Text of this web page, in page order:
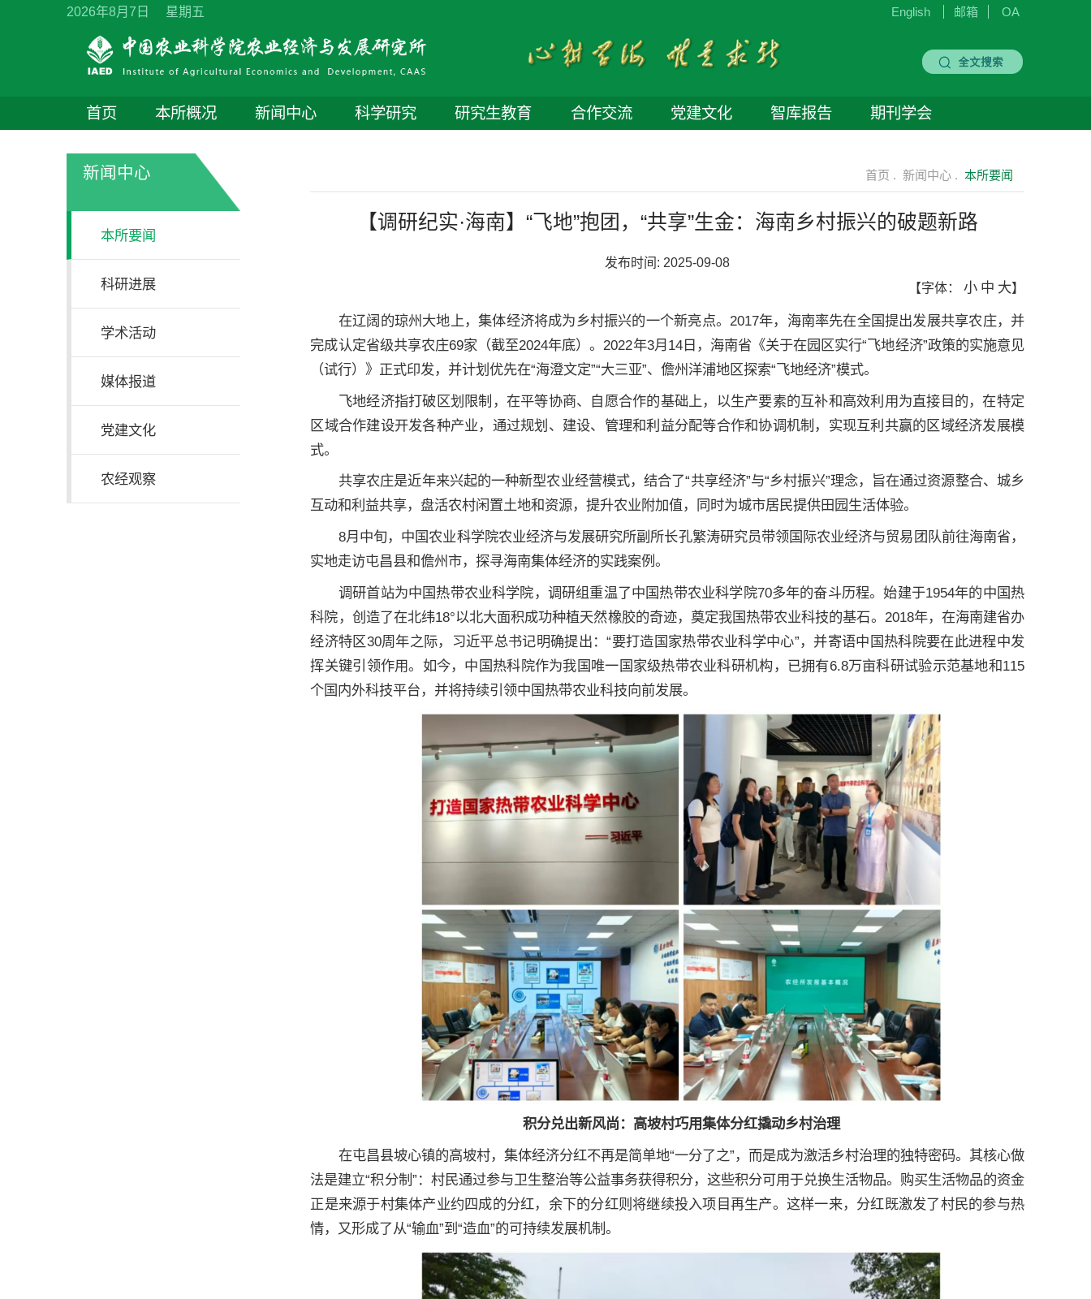
English 邮箱 OA
2026年8月7日 星期五
首页 本所概况 新闻中心 科学研究 研究生教育 合作交流 党建文化 智库报告 期刊学会
新闻中心
本所要闻
科研进展
学术活动
媒体报道
党建文化
农经观察
首页 . 新闻中心 . 本所要闻
【调研纪实·海南】“飞地”抱团，“共享”生金：海南乡村振兴的破题新路
发布时间: 2025-09-08
【字体： 小 中 大】
在辽阔的琼州大地上，集体经济将成为乡村振兴的一个新亮点。2017年，海南率先在全国提出发展共享农庄，并
完成认定省级共享农庄69家（截至2024年底）。2022年3月14日，海南省《关于在园区实行“飞地经济”政策的实施意见
（试行）》正式印发，并计划优先在“海澄文定”“大三亚”、儋州洋浦地区探索“飞地经济”模式。
飞地经济指打破区划限制，在平等协商、自愿合作的基础上，以生产要素的互补和高效利用为直接目的，在特定
区域合作建设开发各种产业，通过规划、建设、管理和利益分配等合作和协调机制，实现互利共赢的区域经济发展模
式。
共享农庄是近年来兴起的一种新型农业经营模式，结合了“共享经济”与“乡村振兴”理念，旨在通过资源整合、城乡
互动和利益共享，盘活农村闲置土地和资源，提升农业附加值，同时为城市居民提供田园生活体验。
8月中旬，中国农业科学院农业经济与发展研究所副所长孔繁涛研究员带领国际农业经济与贸易团队前往海南省，
实地走访屯昌县和儋州市，探寻海南集体经济的实践案例。
调研首站为中国热带农业科学院，调研组重温了中国热带农业科学院70多年的奋斗历程。始建于1954年的中国热
科院，创造了在北纬18°以北大面积成功种植天然橡胶的奇迹，奠定我国热带农业科技的基石。2018年，在海南建省办
经济特区30周年之际，习近平总书记明确提出：“要打造国家热带农业科学中心”，并寄语中国热科院要在此进程中发
挥关键引领作用。如今，中国热科院作为我国唯一国家级热带农业科研机构，已拥有6.8万亩科研试验示范基地和115
个国内外科技平台，并将持续引领中国热带农业科技向前发展。
积分兑出新风尚：高坡村巧用集体分红撬动乡村治理
在屯昌县坡心镇的高坡村，集体经济分红不再是简单地“一分了之”，而是成为激活乡村治理的独特密码。其核心做
法是建立“积分制”：村民通过参与卫生整治等公益事务获得积分，这些积分可用于兑换生活物品。购买生活物品的资金
正是来源于村集体产业约四成的分红，余下的分红则将继续投入项目再生产。这样一来，分红既激发了村民的参与热
情，又形成了从“输血”到“造血”的可持续发展机制。